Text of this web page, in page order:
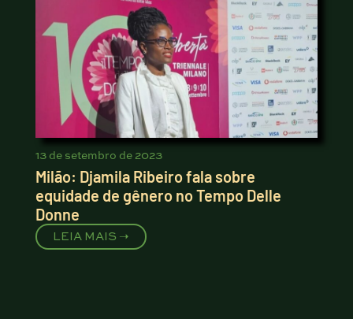
13 de setembro de 2023
Milão: Djamila Ribeiro fala sobre
equidade de gênero no Tempo Delle
Donne
LEIA MAIS ➝